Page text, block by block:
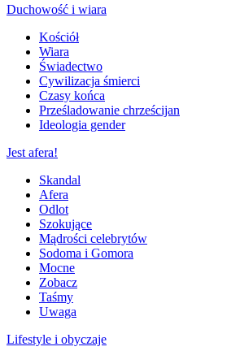
Duchowość i wiara
Kościół
Wiara
Świadectwo
Cywilizacja śmierci
Czasy końca
Prześladowanie chrześcijan
Ideologia gender
Jest afera!
Skandal
Afera
Odlot
Szokujące
Mądrości celebrytów
Sodoma i Gomora
Mocne
Zobacz
Taśmy
Uwaga
Lifestyle i obyczaje